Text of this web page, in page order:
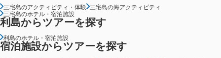
三宅島のアクティビティ・体験 三宅島の海アクティビティ
三宅島のホテル・宿泊施設
利島からツアーを探す
利島のホテル・宿泊施設
宿泊施設からツアーを探す